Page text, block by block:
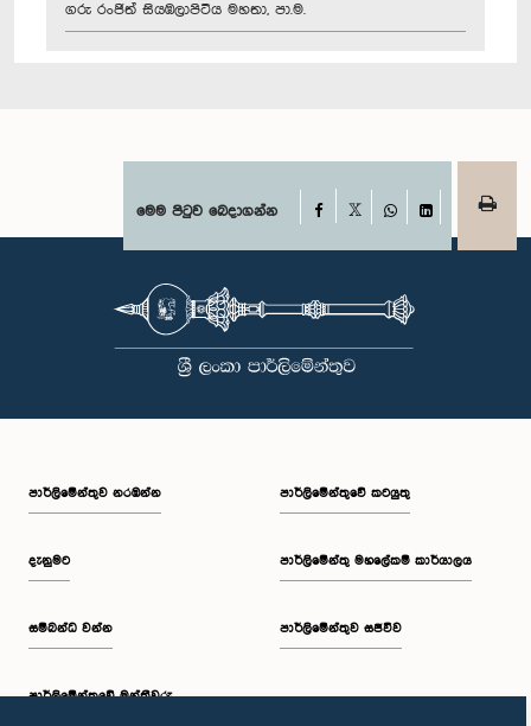
ගරු රංජිත් සියඹලාපිටිය මහතා, පා.ම.
මෙම පිටුව බෙදාගන්න Facebook
WhatsAppLinkedIn
පාර්ලි‌මේන්තුව නරඹන්න
දැනුමට
සම්බන්ධ වන්න
පාර්ලි‌මේන්තුවේ මන්ත්‍රීවරු
පාර්ලිමේන්තුවේ කටයුතු
පාර්ලිමේන්තු මහලේකම් කාර්යාලය
පාර්ලිමේන්තුව සජීවීව